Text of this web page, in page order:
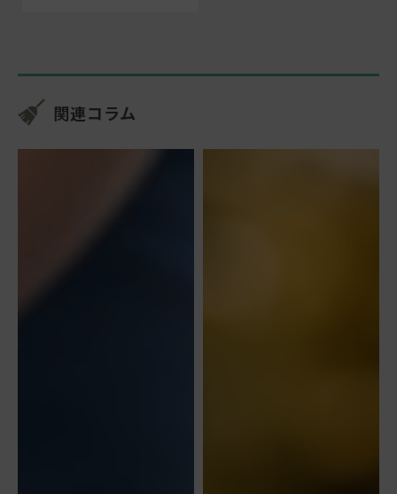
関連コラム